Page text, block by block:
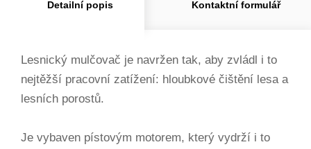
Detailní popis Kontaktní formulář
Lesnický mulčovač je navržen tak, aby zvládl i to
nejtěžší pracovní zatížení: hloubkové čištění lesa a
lesních porostů.
Je vybaven pístovým motorem, který vydrží i to